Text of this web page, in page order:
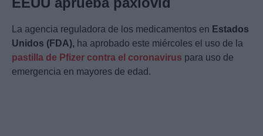
La agencia reguladora de los medicamentos en Estados
Unidos (FDA), ha aprobado este miércoles el uso de la
pastilla de Pfizer contra el coronavirus para uso de
emergencia en mayores de edad.